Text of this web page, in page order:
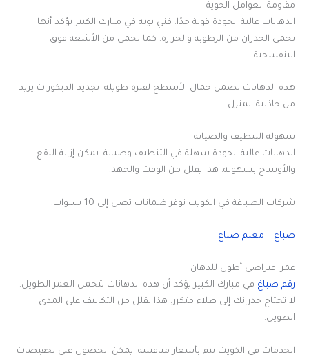
مقاومة العوامل الجوية
الدهانات عالية الجودة قوية جدًا. فني بويه في مبارك الكبير يؤكد أنها
تحمي الجدران من الرطوبة والحرارة. كما تحمي من الأشعة فوق
البنفسجية.
هذه الدهانات تضمن جمال الأسطح لفترة طويلة. تجديد الديكورات يزيد
من جاذبية المنزل.
سهولة التنظيف والصيانة
الدهانات عالية الجودة سهلة في التنظيف وصيانة. يمكن إزالة البقع
والأوساخ بسهولة. هذا يقلل من الوقت والجهد.
شركات الصباغة في الكويت توفر ضمانات تصل إلى 10 سنوات.
صباغ – معلم صباغ
عمر افتراضي أطول للدهان
رقم صباغ في مبارك الكبير يؤكد أن هذه الدهانات تتحمل العمر الطويل.
لا تحتاج جدرانك إلى طلاء متكرر. هذا يقلل من التكاليف على المدى
الطويل.
الخدمات في الكويت تتم بأسعار منافسة. يمكن الحصول على تخفيضات